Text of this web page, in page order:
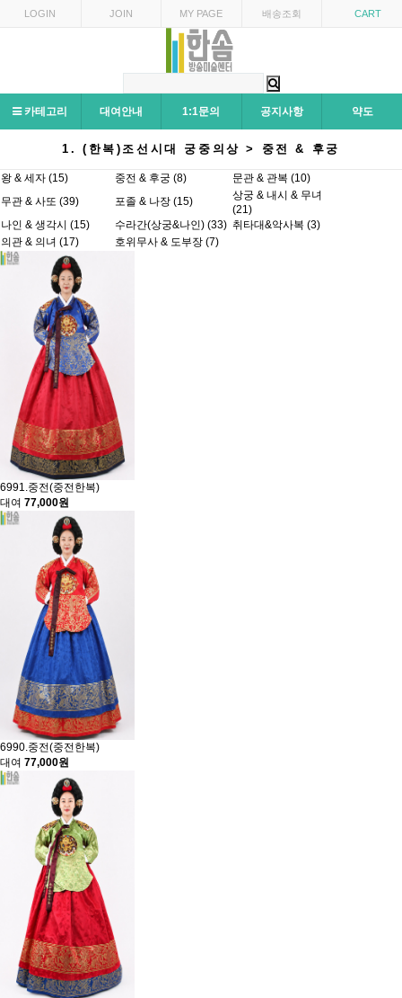
LOGIN JOIN MY PAGE 배송조회 CART
카테고리 대여안내 1:1문의 공지사항 약도
1. (한복)조선시대 궁중의상 > 중전 & 후궁
왕 & 세자 (15) 중전 & 후궁 (8)
문관 & 관복 (10)
무관 & 사또 (39)
포졸 & 나장 (15)
상궁 & 내시 & 무녀
(21)
나인 & 생각시 (15)
수라간(상궁&나인) (33) 취타대&악사복 (3)
의관 & 의녀 (17)
호위무사 & 도부장 (7)
6991.중전(중전한복)
대여 77,000원
6990.중전(중전한복)
대여 77,000원